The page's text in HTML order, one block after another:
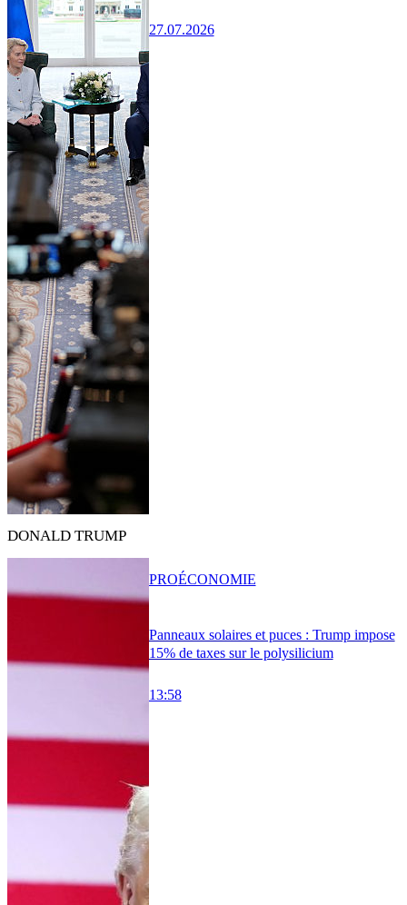
27.07.2026
DONALD TRUMP
Panneaux solaires et puces : Trump impose
15% de taxes sur le polysilicium
13:58
PROÉCONOMIE